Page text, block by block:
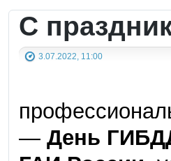
С
3.07.2022, 11:00
— День